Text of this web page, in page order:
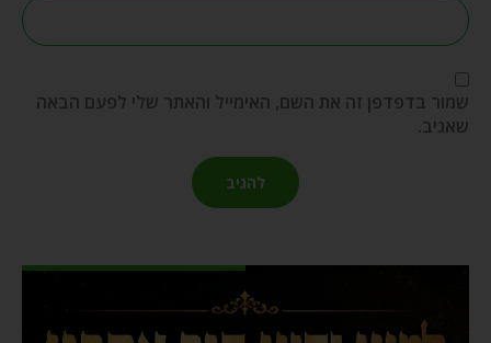
שמור בדפדפן זה את השם, האימייל והאתר שלי לפעם הבאה
שאגיב.